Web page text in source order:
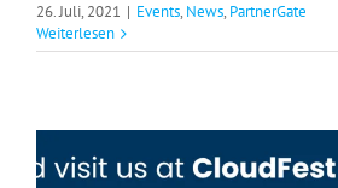
26. Juli, 2021 | Events, News, PartnerGate
WeiterlesenPartnerGate auf dem
2021